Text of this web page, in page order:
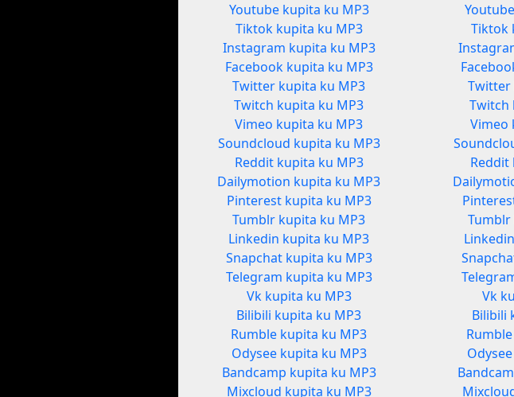
Youtube kupita ku MP3
Tiktok kupita ku MP3
Instagram kupita ku MP3
Facebook kupita ku MP3
Twitter kupita ku MP3
Twitch kupita ku MP3
Vimeo kupita ku MP3
Soundcloud kupita ku MP3
Reddit kupita ku MP3
Dailymotion kupita ku MP3
Pinterest kupita ku MP3
Tumblr kupita ku MP3
Linkedin kupita ku MP3
Snapchat kupita ku MP3
Telegram kupita ku MP3
Vk kupita ku MP3
Bilibili kupita ku MP3
Rumble kupita ku MP3
Odysee kupita ku MP3
Bandcamp kupita ku MP3
Mixcloud kupita ku MP3
Tiktok
Twitter
Twitch
Vimeo
Reddit
Vk
Bilibili